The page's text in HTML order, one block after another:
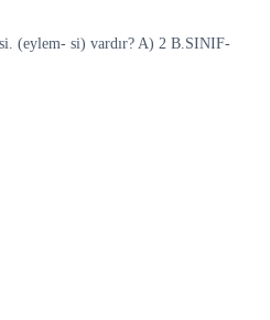
(eylem- si) vardır? A) 2 B.SINIF-